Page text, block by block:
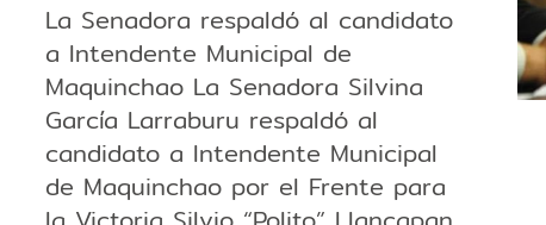
La Senadora respaldó al candidato
a Intendente Municipal de
Maquinchao La Senadora Silvina
García Larraburu respaldó al
candidato a Intendente Municipal
de Maquinchao por el Frente para